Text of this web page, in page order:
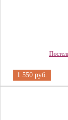
1 550 руб.